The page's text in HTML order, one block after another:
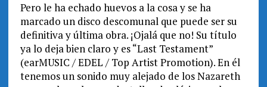
Pero le ha echado huevos a la cosa y se ha
marcado un disco descomunal que puede ser su
definitiva y última obra. ¡Ojalá que no! Su título
ya lo deja bien claro y es “Last Testament”
(earMUSIC / EDEL / Top Artist Promotion). En él
tenemos un sonido muy alejado de los Nazareth